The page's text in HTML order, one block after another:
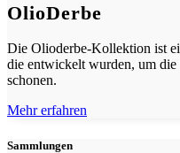
OlioDerbe
Die Olioderbe-Kollektion ist
die entwickelt wurden, um
schonen.
Mehr erfahren
Sammlungen